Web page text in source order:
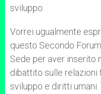
sviluppo.
Vorrei ugualmente
questo Secondo
Sede per aver inserito
dibattito sulle relazioni
sviluppo e diritti